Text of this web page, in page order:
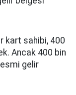
kart sahibi, 400
Ancak 400 bin
gelir